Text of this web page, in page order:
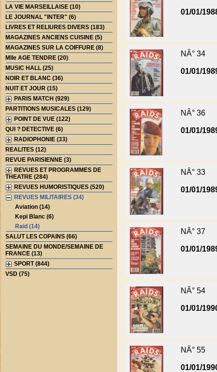
LA VIE MARSEILLAISE (10)
LE JOURNAL "INTER" (6)
LIVRES ET RELIURES DIVERS (183)
MAGAZINES ANCIENS CUISINE (5)
MAGAZINES SUR LA COIFFURE (8)
Mlle AGE TENDRE (20)
MUSIC HALL (25)
NOIR ET BLANC (36)
NUIT ET JOUR (15)
PARIS MATCH (929)
PARTITIONS MUSICALES (129)
POINT DE VUE (122)
QUI ? DETECTIVE (6)
RADIOPHONIE (33)
REALITES (12)
REVUE PARISIENNE (3)
REVUES ET PROGRAMMES DE
THEATRE (284)
REVUES HUMORISTIQUES (520)
REVUES MILITAIRES (34)
Aviation (14)
Kepi Blanc (6)
Raid (14)
SALUT LES COPAINS (66)
SEMAINE DU MONDE/SEMAINE DE
FRANCE (13)
SPORT (844)
VSD (75)
01/01/
NÂ° 34
01/01/
NÂ° 36
01/01/
NÂ° 33
01/01/
NÂ° 37
01/01/
NÂ° 54
01/01/
NÂ° 55
01/01/